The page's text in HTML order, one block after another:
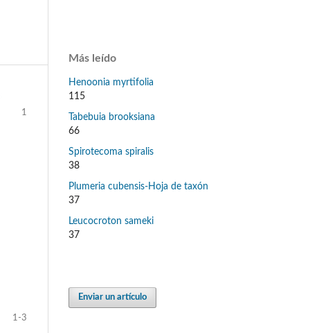
1
1-3
Más leído
Henoonia myrtifolia
115
Tabebuia brooksiana
66
Spirotecoma spiralis
38
Plumeria cubensis-Hoja de taxón
37
Leucocroton sameki
37
Enviar un artículo